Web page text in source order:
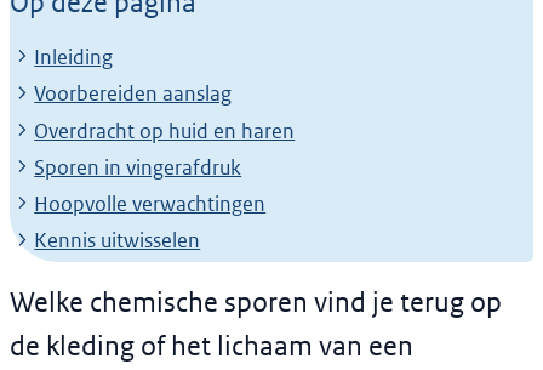
naar chemische sporen
om terroristische
bomaanslagen te
voorkomen
15 september 2021
Inleiding
Voorbereiden aanslag
Overdracht op huid en haren
Sporen in vingerafdruk
Hoopvolle verwachtingen
Kennis uitwisselen
Welke chemische sporen vind je terug op
de kleding of het lichaam van een